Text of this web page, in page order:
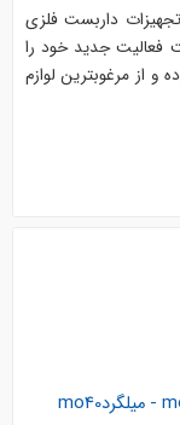
داربست فلزی
فعالیت جدید خود را
از مرغوبترین لوازم